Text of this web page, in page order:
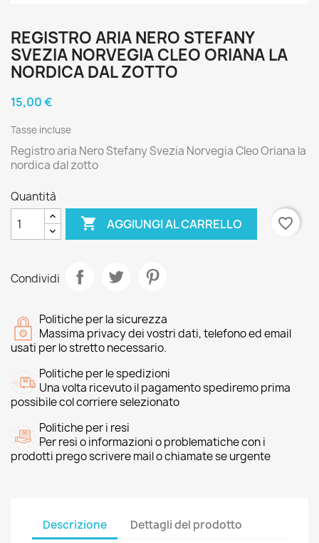
REGISTRO ARIA NERO STEFANY
SVEZIA NORVEGIA CLEO ORIANA LA
NORDICA DAL ZOTTO
15,00 €
Tasse incluse
Registro aria Nero Stefany Svezia Norvegia Cleo Oriana la
nordica dal zotto
Quantità
 AGGIUNGI AL CARRELLO favorite_border
Condividi
Politiche per la sicurezza
Massima privacy dei vostri dati, telefono ed email
usati per lo stretto necessario.
Politiche per le spedizioni
Una volta ricevuto il pagamento spediremo prima
possibile col corriere selezionato
Politiche per i resi
Per resi o informazioni o problematiche con i
prodotti prego scrivere mail o chiamate se urgente
Descrizione Dettagli del prodotto